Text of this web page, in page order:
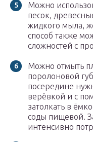
Можно
песок,
жидкого мыла,
способ также
сложностей с
Можно отмыть
поролоновой
посередине
верёвкой и с
затолкать в
соды пищевой.
интенсивно